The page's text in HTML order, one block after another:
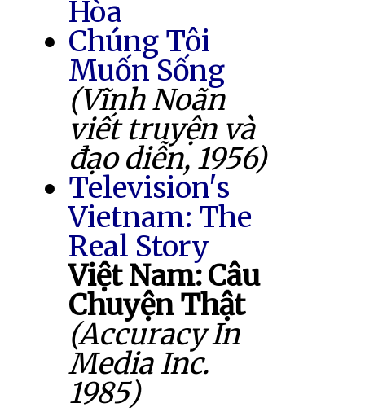
Hòa
Chúng Tôi
Muốn Sống
(Vĩnh Noãn
viết truyện và
đạo diễn, 1956)
Television's
Vietnam: The
Real Story
Việt Nam: Câu
Chuyện Thật
(Accuracy In
Media Inc.
1985)